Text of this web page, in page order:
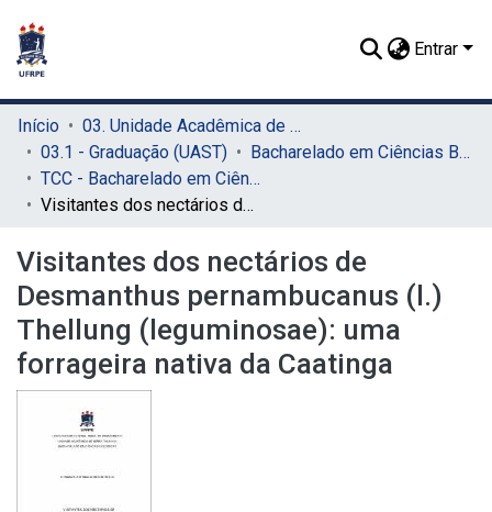
Entrar
Início
03. Unidade Acadêmica de Serra Talhada (UAST)
03.1 - Graduação (UAST)
Bacharelado em Ciências Biológicas (UAST)
TCC - Bacharelado em Ciências Biológicas (UAST)
Visitantes dos nectários de Desmanthus pernambucanus (l.) Thellung (leguminosae): uma forrageira nativa da Caatinga
Visitantes dos nectários de
Desmanthus pernambucanus (l.)
Thellung (leguminosae): uma
forrageira nativa da Caatinga